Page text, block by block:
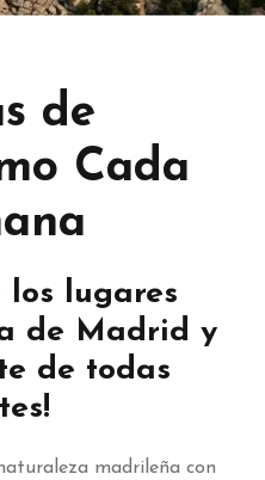
de
Cada
los lugares
de Madrid y
de todas
madrileña con